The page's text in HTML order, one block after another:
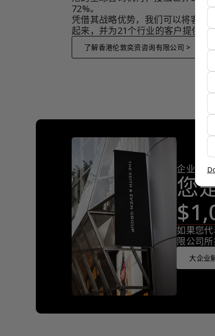
72%。
凭借其战略优势，我们可以将客户
起来，并为21个行业的客户提供服
了解香港伦敦奕资咨询有限公司 >
企业客户
您
如果您
限公司所
大企业